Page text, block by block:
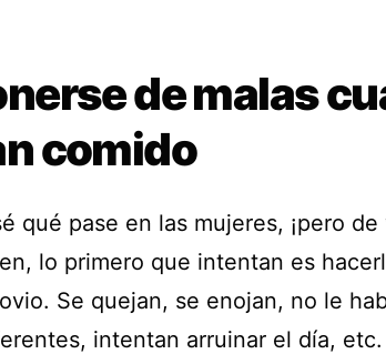
de malas
comido
qué pase en las mujeres, ¡pero
lo primero que intentan es
Se quejan, se enojan, no le
intentan arruinar el día, etc.